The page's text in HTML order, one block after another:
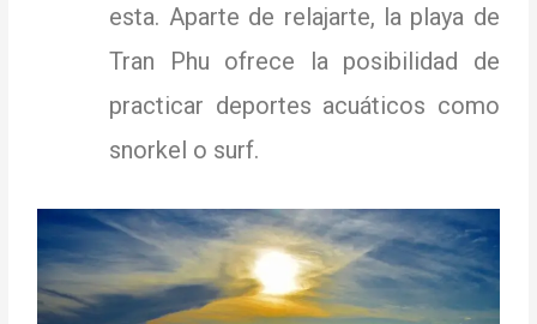
esta. Aparte de relajarte, la playa de
Tran Phu ofrece la posibilidad de
practicar deportes acuáticos como
snorkel o surf.